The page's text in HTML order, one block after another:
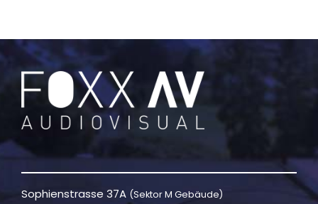
Sophienstrasse 37A (Sektor M Gebäude)